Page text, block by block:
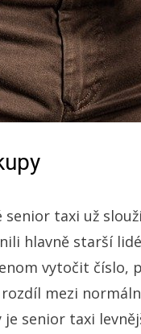
senior taxi už
hlavně starší
vytočit číslo,
mezi
je senior taxi